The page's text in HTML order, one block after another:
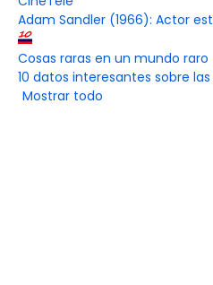
Adam Sandler (1966): Actor
Cosas raras en un mundo raro
10 datos interesantes sobre
Mostrar todo